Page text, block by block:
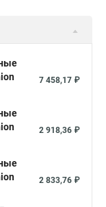
7 458,17 ₽
2 918,36 ₽
2 833,76 ₽